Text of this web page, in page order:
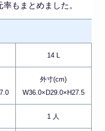
もまとめました。
14 L
外寸(cm)
W36.0×D29.0×H27.5
1 人